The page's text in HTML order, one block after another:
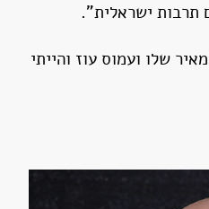
שלו ועמוס עוז והייתי